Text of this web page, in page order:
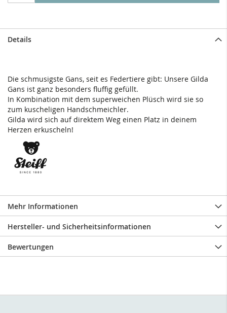
Details
Die schmusigste Gans, seit es Federtiere gibt: Unsere Gilda
Gans ist ganz besonders fluffig gefüllt.
In Kombination mit dem superweichen Plüsch wird sie so
zum kuscheligen Handschmeichler.
Gilda wird sich auf direktem Weg einen Platz in deinem
Herzen erkuscheln!
Mehr Informationen
Hersteller- und Sicherheitsinformationen
Bewertungen